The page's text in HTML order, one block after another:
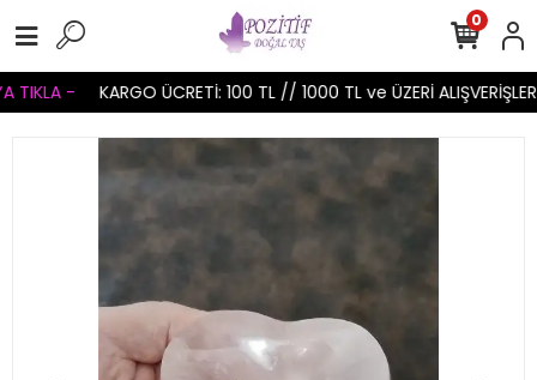
- KARGO ÜCRETİ: 100 TL // 1000 TL ve ÜZERİ
0